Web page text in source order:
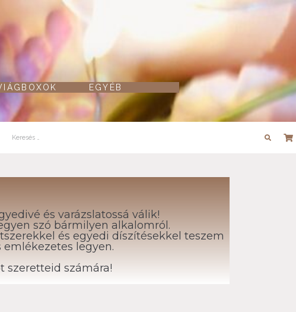
EGYÉB
és varázslatossá válik!
szó bármilyen alkalomról.
és egyedi díszítésekkel teszem
legyen.
szeretteid számára!